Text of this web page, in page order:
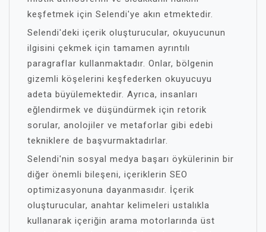
keşfetmek için Selendi'ye akın etmektedir.
Selendi'deki içerik oluşturucular, okuyucunun
ilgisini çekmek için tamamen ayrıntılı
paragraflar kullanmaktadır. Onlar, bölgenin
gizemli köşelerini keşfederken okuyucuyu
adeta büyülemektedir. Ayrıca, insanları
eğlendirmek ve düşündürmek için retorik
sorular, anolojiler ve metaforlar gibi edebi
tekniklere de başvurmaktadırlar.
Selendi'nin sosyal medya başarı öykülerinin bir
diğer önemli bileşeni, içeriklerin SEO
optimizasyonuna dayanmasıdır. İçerik
oluşturucular, anahtar kelimeleri ustalıkla
kullanarak içeriğin arama motorlarında üst